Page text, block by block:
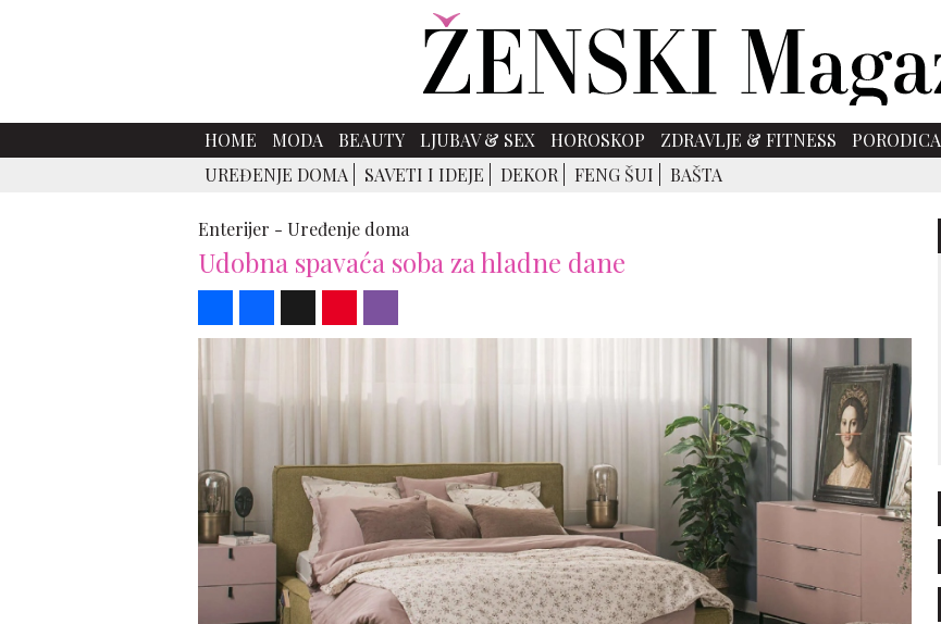
HOME MODA BEAUTY LJUBAV & SEX HOROSKOP ZDRAVLJE & FITNESS PORODICA
UREĐENJE DOMA
SAVETI I IDEJE DEKOR FENG ŠUI BAŠTA
Enterijer - Uređenje doma
Udobna spavaća soba za hladne dane